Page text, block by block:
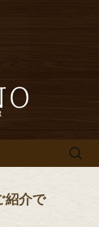
アン「イ
GIORNO
」からのお知
検
紹介で